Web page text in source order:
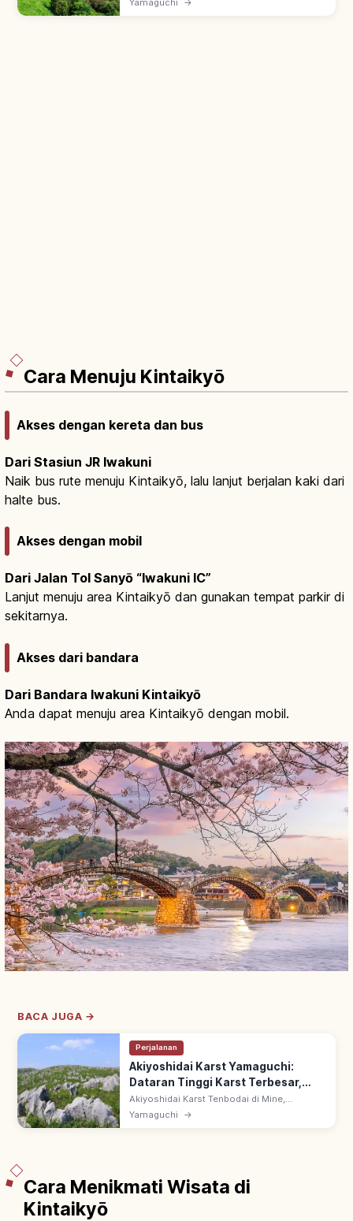
menghadap Laut Jepang. Kotak
Yamaguchi →
Cara Menuju Kintaikyō
Akses dengan kereta dan bus
Dari Stasiun JR Iwakuni
Naik bus rute menuju Kintaikyō, lalu lanjut berjalan kaki dari
halte bus.
Akses dengan mobil
Dari Jalan Tol Sanyō “Iwakuni IC”
Lanjut menuju area Kintaikyō dan gunakan tempat parkir di
sekitarnya.
Akses dari bandara
Dari Bandara Iwakuni Kintaikyō
Anda dapat menuju area Kintaikyō dengan mobil.
BACA JUGA →
Perjalanan
Akiyoshidai Karst Yamaguchi:
Dataran Tinggi Karst Terbesar,
Rute Wisata
Akiyoshidai Karst Tenbodai di Mine,
Yamaguchi: dataran tinggi karst dengan batu
kapur putih. Bentang karrenfeld & doline;
Yamaguchi →
Cara Menikmati Wisata di
Kintaikyō